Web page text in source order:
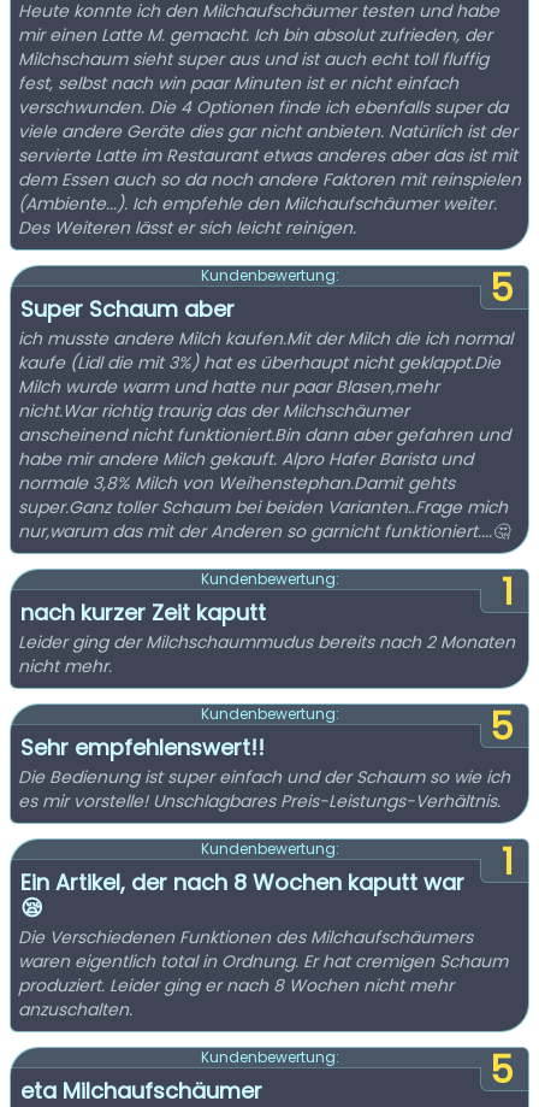
Heute konnte ich den Milchaufschäumer testen und habe
mir einen Latte M. gemacht. Ich bin absolut zufrieden, der
Milchschaum sieht super aus und ist auch echt toll fluffig
fest, selbst nach win paar Minuten ist er nicht einfach
verschwunden. Die 4 Optionen finde ich ebenfalls super da
viele andere Geräte dies gar nicht anbieten. Natürlich ist der
servierte Latte im Restaurant etwas anderes aber das ist mit
dem Essen auch so da noch andere Faktoren mit reinspielen
(Ambiente...). Ich empfehle den Milchaufschäumer weiter.
Des Weiteren lässt er sich leicht reinigen.
5
Kundenbewertung:
Super Schaum aber
ich musste andere Milch kaufen.Mit der Milch die ich normal
kaufe (Lidl die mit 3%) hat es überhaupt nicht geklappt.Die
Milch wurde warm und hatte nur paar Blasen,mehr
nicht.War richtig traurig das der Milchschäumer
anscheinend nicht funktioniert.Bin dann aber gefahren und
habe mir andere Milch gekauft. Alpro Hafer Barista und
normale 3,8% Milch von Weihenstephan.Damit gehts
super.Ganz toller Schaum bei beiden Varianten..Frage mich
nur,warum das mit der Anderen so garnicht funktioniert....🤔
1
Kundenbewertung:
nach kurzer Zeit kaputt
Leider ging der Milchschaummudus bereits nach 2 Monaten
nicht mehr.
5
Kundenbewertung:
Sehr empfehlenswert!!
Die Bedienung ist super einfach und der Schaum so wie ich
es mir vorstelle! Unschlagbares Preis-Leistungs-Verhältnis.
1
Kundenbewertung:
Ein Artikel, der nach 8 Wochen kaputt war
😪
Die Verschiedenen Funktionen des Milchaufschäumers
waren eigentlich total in Ordnung. Er hat cremigen Schaum
produziert. Leider ging er nach 8 Wochen nicht mehr
anzuschalten.
5
Kundenbewertung:
eta Milchaufschäumer